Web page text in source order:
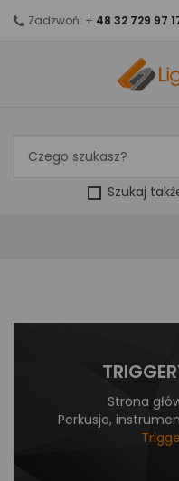
Szukaj
Zadzwoń: + 48 32 729 97
Strona
Perkusje,